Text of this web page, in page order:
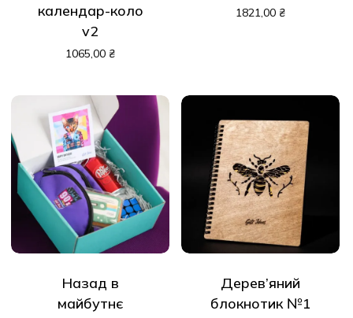
календар-коло
v2
1065,00 ₴
1821,00 ₴
Назад в
майбутнє
Дерев’яний
блокнотик №1